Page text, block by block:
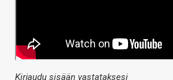
Kirjaudu sisään vastataksesi